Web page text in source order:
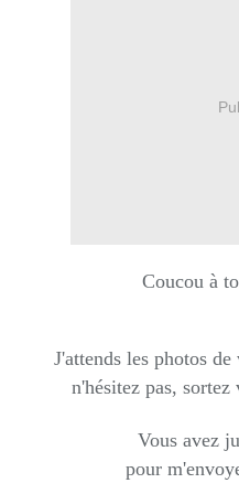
Coucou à
J'attends les photos
n'hésitez pas,
Vous avez
pour